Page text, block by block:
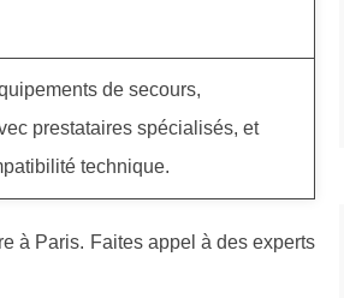
de secours,
prestataires spécialisés, et
technique.
à Paris. Faites appel à des experts